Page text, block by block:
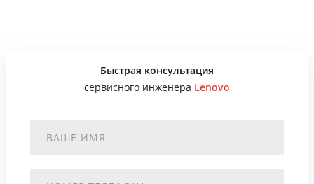
Быстрая консультация
сервисного инженера Lenovo